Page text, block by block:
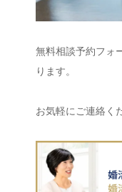
無料相談予約フォ
ります。
お気軽にご連絡く